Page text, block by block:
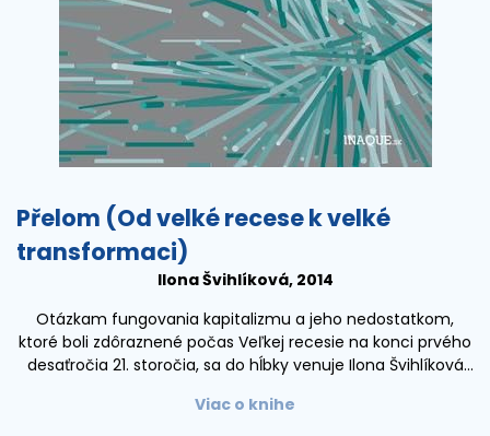
Přelom (Od velké recese k velké
transformaci)
Ilona Švihlíková, 2014
Otázkam fungovania kapitalizmu a jeho nedostatkom,
ktoré boli zdôraznené počas Veľkej recesie na konci prvého
desaťročia 21. storočia, sa do hĺbky venuje Ilona Švihlíková
dôsledky rozvoja krízového správania sa ekonomík socio-
Viac o knihe